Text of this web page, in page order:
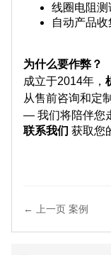
线圈电阻测
自动产品收
为什么要作弊？
成立于2014年，
从售前咨询和定
— 我们将陪伴您
联系我们 获取您
← 上一页 案例